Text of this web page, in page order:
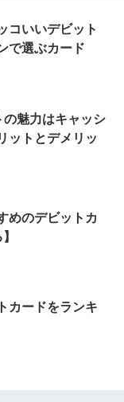
コいいデビット
で選ぶカード
魅力はキャッシ
ットとデメリッ
めのデビットカ
カードをランキ